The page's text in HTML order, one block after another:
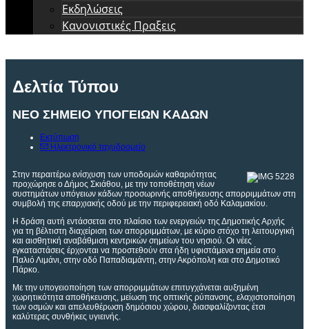
Εκδηλώσεις
Κανονιστικές Πραξεις
Δελτία Τύπου
ΝΕΟ ΣΗΜΕΙΟ ΥΠΟΓΕΙΩΝ ΚΑΔΩΝ
Εκτύπωση
Ηλεκτρονικό ταχυδρομείο
Στην περαιτέρω ενίσχυση των υποδομών καθαριότητας
προχώρησε ο Δήμος Σκιάθου, με την τοποθέτηση νέων
συστημάτων υπόγειων κάδων προσωρινής αποθήκευσης απορριμμάτων στη
συμβολή της επαρχιακής οδού με την περιφερειακή οδό Καλαμακίου.
Η δράση αυτή εντάσσεται στο πλαίσιο των ενεργειών της Δημοτικής Αρχής
για τη βέλτιστη διαχείριση των απορριμμάτων, με κύριο στόχο τη λειτουργική
και αισθητική αναβάθμιση κεντρικών σημείων του νησιού. Οι νέες
εγκαταστάσεις έρχονται να προστεθούν στα ήδη υφιστάμενα σημεία στο
Παλιό Λιμάνι, στην οδό Παπαδιαμάντη, στην Ακρόπολη και στο Δημοτικό
Πάρκο.
Με την υπογειοποίηση των απορριμμάτων επιτυγχάνεται αυξημένη
χωρητικότητα αποθήκευσης, μείωση της οπτικής ρύπανσης, ελαχιστοποίηση
των οσμών και απελευθέρωση δημόσιου χώρου, διασφαλίζοντας έτσι
καλύτερες συνθήκες υγιεινής.